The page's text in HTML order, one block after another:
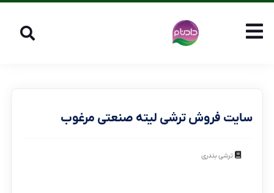
سایت فروش ترشی لیته صنعتی مرغوب
ترشی بندری